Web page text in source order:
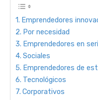
Emprendedores
Por necesidad
Emprendedores en
Sociales
Emprendedores de
Tecnológicos
Corporativos